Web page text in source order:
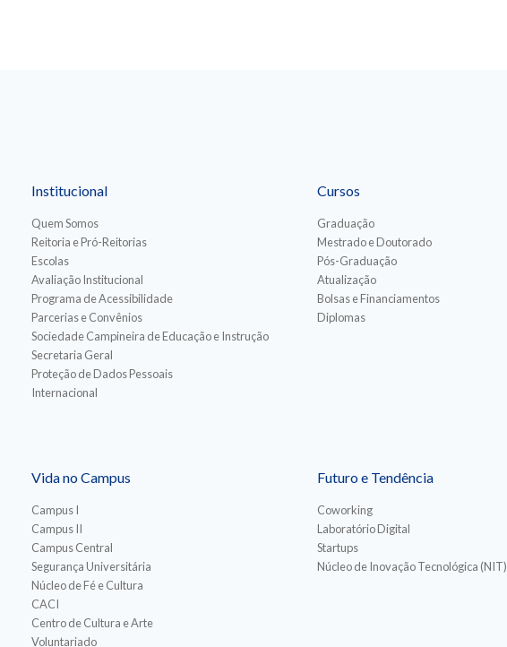
Institucional
Quem Somos
Reitoria e Pró-Reitorias
Escolas
Avaliação Institucional
Programa de Acessibilidade
Parcerias e Convênios
Sociedade Campineira de Educação e Instrução
Secretaria Geral
Proteção de Dados Pessoais
Internacional
Cursos
Graduação
Mestrado e Doutorado
Pós-Graduação
Atualização
Bolsas e Financiamentos
Diplomas
Vida no Campus
Campus I
Campus II
Campus Central
Segurança Universitária
Núcleo de Fé e Cultura
CACI
Centro de Cultura e Arte
Voluntariado
Futuro e Tendência
Coworking
Laboratório Digital
Startups
Núcleo de Inovação Tecnológica (NIT)